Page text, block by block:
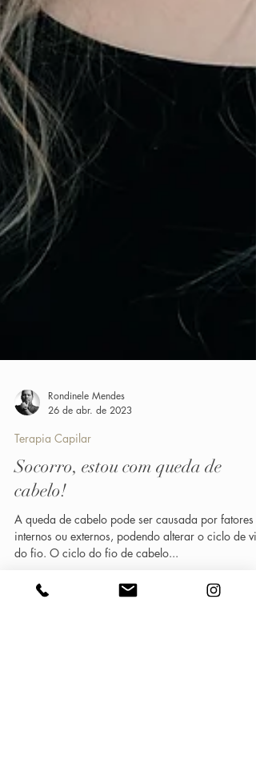
26 de abr. de 2023
Terapia Capilar
Socorro, estou com queda de
cabelo!
A queda de cabelo pode ser causada por fatores
do fio. O ciclo do fio de cabelo...